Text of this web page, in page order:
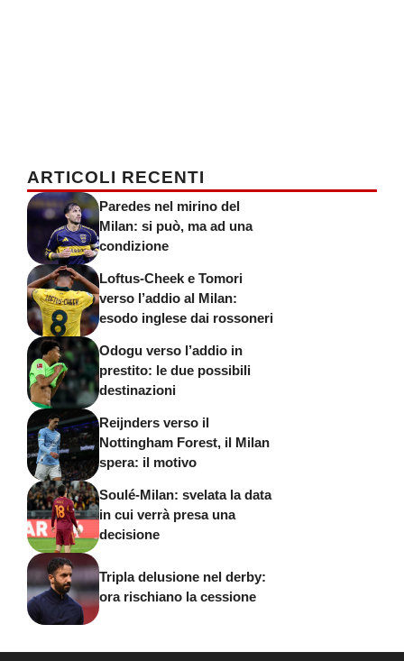
ARTICOLI RECENTI
Paredes nel mirino del
Milan: si può, ma ad una
condizione
Loftus-Cheek e Tomori
verso l’addio al Milan:
esodo inglese dai rossoneri
Odogu verso l’addio in
prestito: le due possibili
destinazioni
Reijnders verso il
Nottingham Forest, il Milan
spera: il motivo
Soulé-Milan: svelata la data
in cui verrà presa una
decisione
Tripla delusione nel derby:
ora rischiano la cessione